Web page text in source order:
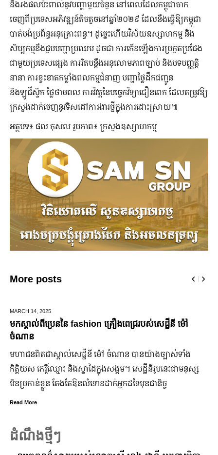
នឹងរងផលប៉ះពាល់​នូវបញ្ហាមួយចំនួន នៅពេលដែលកម្ពុជាចាក
ចេញពីប្រទេសអភិវឌ្ឍន៍តិចតួចនៅឆ្នាំ២០២៩ ដែលនឹងធ្វើឱ្យកម្ពុជា
បាត់បង់ប្រព័ន្ធអនុគ្រោះពន្ធ។ ​ដូច្នេះហើយវិស័យឧស្សាហកម្ម ​និង
សិប្បកម្មនឹងជួបបញ្ហាប្រឈម ​ដូចជា ការកើនឡើងការប្រកួតប្រជែង
ជាមួយប្រទេសផ្សេង ការរិតបន្តឹងអនុលោមភាពច្បាប់ និងបទបញ្ញតិ្ត
នានា ការខ្វះខាតកម្លាំងពលកម្មជំនាញ បញ្ហាថ្លៃដឹកជញ្ជូន
និងឡូជីស្ទិក ថ្លៃថាមពល ការវិវត្តនៃបច្ចេកវិទ្យាជឿនពេក ដែលតម្រូវឱ្យ
ក្រសួងដាក់ចេញនូវទិសដៅការងារថ្មីក្នុងការដោះស្រាយ៕
អត្ថបទ៖ ផល កុសល រូបភាព៖ ក្រសួងឧស្សាហកម្ម
More posts
14,2025
ល់ពីប្រេននៃ​ fashion គ្រឿងពេជ្ររបស់សេដ្ឋីនី ម៉ៅ
ពិតជា​ស្គាល់​សេដ្ឋី​នី ម៉ៅ ចំណាន បាន​យ៉ាង​ច្បាស់​ទាំង​
កេរ្តិ៍ឈ្មោះ និង​ស្នាដៃ​ក្នុង​សង្គម។ សេដ្ឋី​នី​រូប​នេះ​ជា​មនុស្ស​
ន់​ខ្លួន តែងតែ​ឱនលំទោន​ដាក់​អ្នក​ដទៃ​មុន​ជានិច្ច
កាន់ត
ដំណឹងថ្មីៗ